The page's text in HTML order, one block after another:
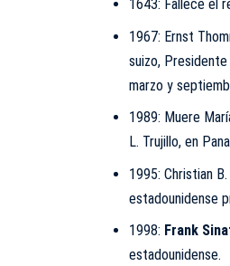
1643: Fallece el
1967: Ernst
suizo,
marzo y
1989: Muere
L. Trujillo, en
1995: Christian
estadounidense
1998: Frank
estadounidense.